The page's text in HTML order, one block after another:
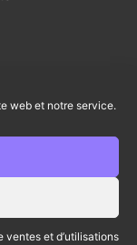
web et notre service.
ventes et d’utilisations
aux gens.